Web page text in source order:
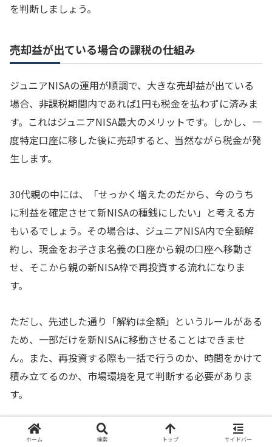
を判断しましょう。
売却益が出ている場合の課税の仕組み
ジュニアNISAの運用が順調で、大きな売却益が出ている
場合、非課税期間内であれば1円も税金を払わずに済みま
す。これはジュニアNISA最大のメリットです。しかし、一
度特定口座に移した後に売却すると、当然ながら税金が発
生します。
30代親の中には、「せっかく増えたのだから、今のうち
に利益を確定させて新NISAの種銭にしたい」と考える方
もいるでしょう。その場合は、ジュニアNISA内で全額解
約し、現金をお子さま名義の口座から親の口座へ移動さ
せ、そこから親の新NISA枠で再投資する流れになりま
す。
ただし、先述した通り「解約は全額」というルールがある
ため、一部だけを新NISAに移動させることはできませ
ん。また、再投資する際も一括で行うのか、時間をかけて
積み立てるのか、市場環境を見て判断する必要がありま
す。
長期保有で複利効果を最大化するコツ
ホーム 検索 トップ サイドバー